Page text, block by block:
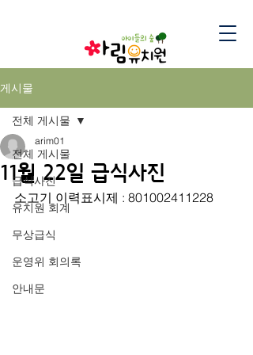
게시물
전체 게시물
급식사진
유치원 회계
무상급식
운영위 회의록
안내문
전체 게시물
11월 22일 급식사진
arim01
소고기 이력표시제 : 801002411228